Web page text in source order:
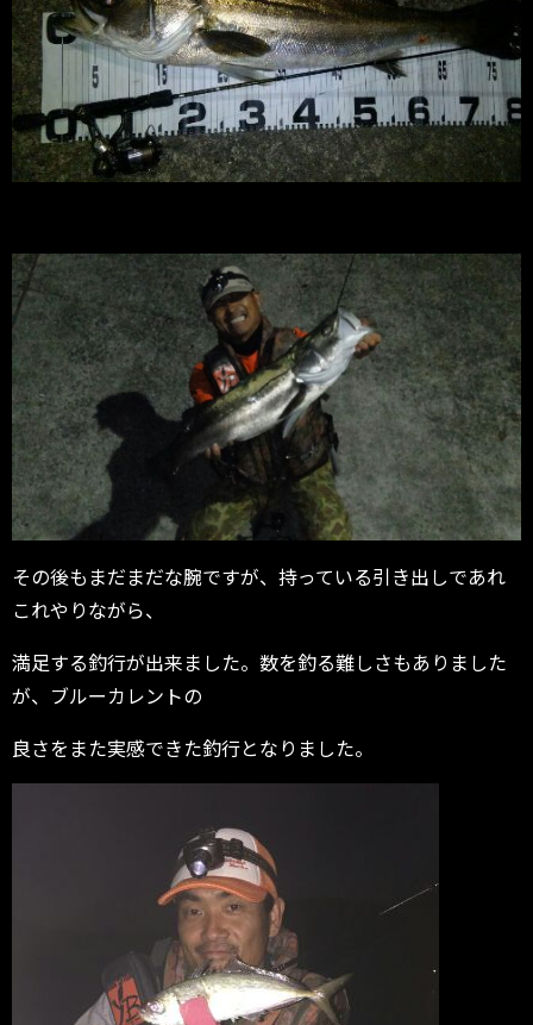
その後もまだまだな腕ですが、持っている引き出しであれ
これやりながら、
満足する釣行が出来ました。数を釣る難しさもありました
が、ブルーカレントの
良さをまた実感できた釣行となりました。